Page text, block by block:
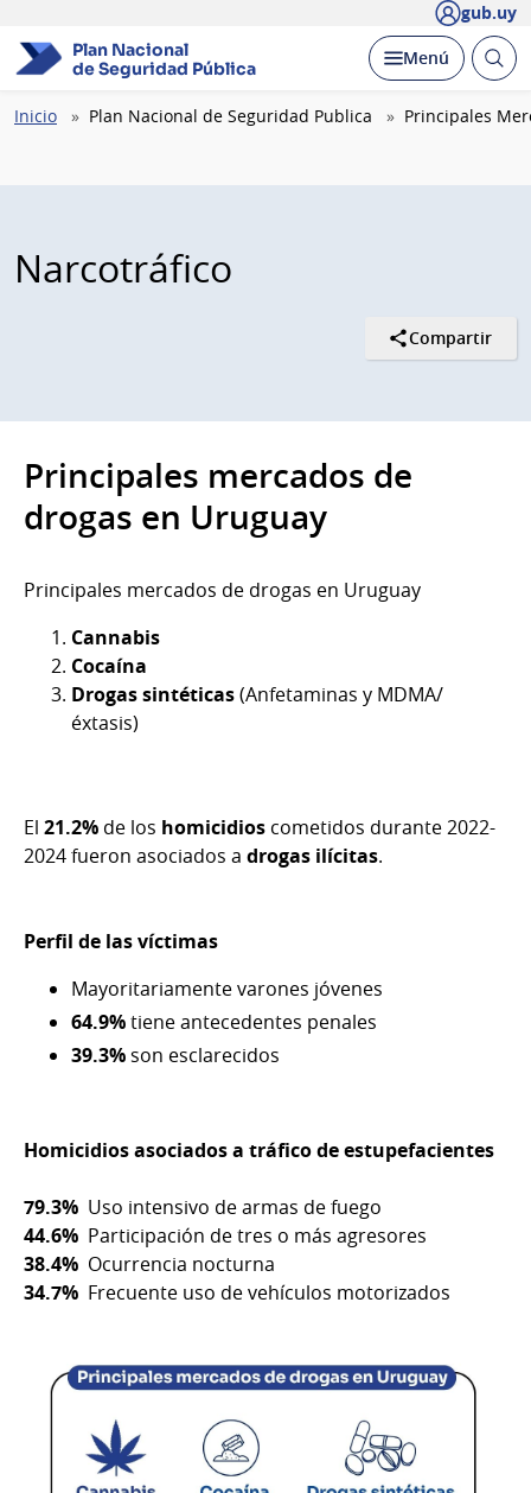
gub.uy
Plan Nacional
de Seguridad Pública
Desplegar
Menú Abrir
Ruta
Inicio Plan Nacional de Seguridad Publica Principales
Narcotráfico
Compartir
Principales mercados de
drogas en Uruguay
Principales mercados de drogas en Uruguay
Cannabis
Cocaína
Drogas sintéticas(Anfetaminas y MDMA/
éxtasis)
El 21.2% de los homicidios cometidos durante 2022-
2024 fueron asociados a drogas ilícitas.
Perfil de las víctimas
Mayoritariamente varones jóvenes
64.9%tiene antecedentes penales
39.3%son esclarecidos
Homicidios asociados a tráfico de estupefacientes
79.3% Uso intensivo de armas de fuego
44.6% Participación de tres o más agresores
38.4% Ocurrencia nocturna
34.7% Frecuente uso de vehículos motorizados